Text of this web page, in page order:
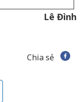
Lê Đình
Chia sẻ